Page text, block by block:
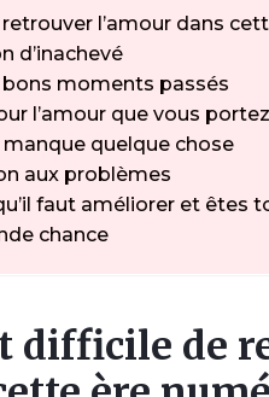
retrouver l’amour dans
d’inachevé
bons moments passés
l’amour que vous
manque quelque chose
aux problèmes
faut améliorer et êtes
chance
difficile de